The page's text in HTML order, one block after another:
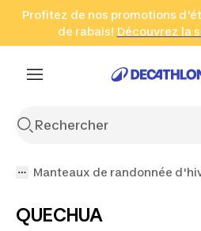
Aller à la recherche Aller au
Profitez de nos promotions
de rabais! Découvrez la
Cliquez
en seulement 2 h!
(Zones
Manteaux de randonnée
QUECHUA